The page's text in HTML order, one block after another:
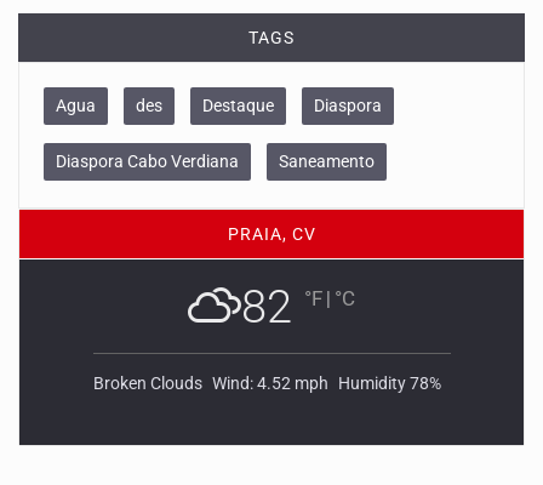
TAGS
Agua des Destaque Diaspora
Diaspora Cabo Verdiana Saneamento
PRAIA, CV
82 °F | °C
Broken Clouds Wind: 4.52 mph Humidity 78%